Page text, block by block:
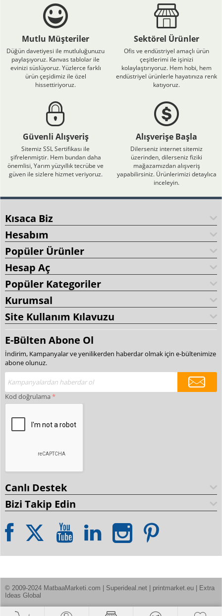
Mutlu Müşteriler
Düğün davetiyesi ile mutluluğunuzu
paylaşıyoruz. Kanvas tablolar ile
evinizi süslüyoruz. Yüzlerce farklı
ürün çeşidimiz ile özel
hissettiriyoruz.
Sektörel Ürünler
Ofis ve endüstriyel amaçlı ürün
çeşitlerimi ile işinizi
kolaylaştırıyoruz. Hem hobi, hem
endüstriyel ürünlerle hayatınıza renk
katıyoruz.
Güvenli Alışveriş
Sitemiz SSL Sertifikası ile
şifrelenmiştir. Hem bundan daha
önemlisi, Yarım yüzyıllık tecrübe ve
güven ile sizlere hizmet veriyoruz.
Alışverişe Başla
Dilerseniz internet sitemiz
üzerinden, dilerseniz fiziki
mağazamızdan alışveriş
yapabilirsiniz. Ürünlerimizi detaylıca
inceleyin.
Kısaca Biz
Hesabım
Popüler Ürünler
Hesap Aç
Popüler Kategoriler
Kurumsal
Site Kullanım Kılavuzu
E-Bülten Abone Ol
İndirim, Kampanyalar ve yenilikerden haberdar olmak için e-bültenimize
abone olunuz.
Kod doğrulama
Canlı Destek
Bizi Takip Edin
© 2009-2024 MatbaaMarketi.com | Superideal.net | printmarket.eu | Extra
Ideas Global